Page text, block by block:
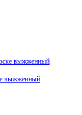
выжженный